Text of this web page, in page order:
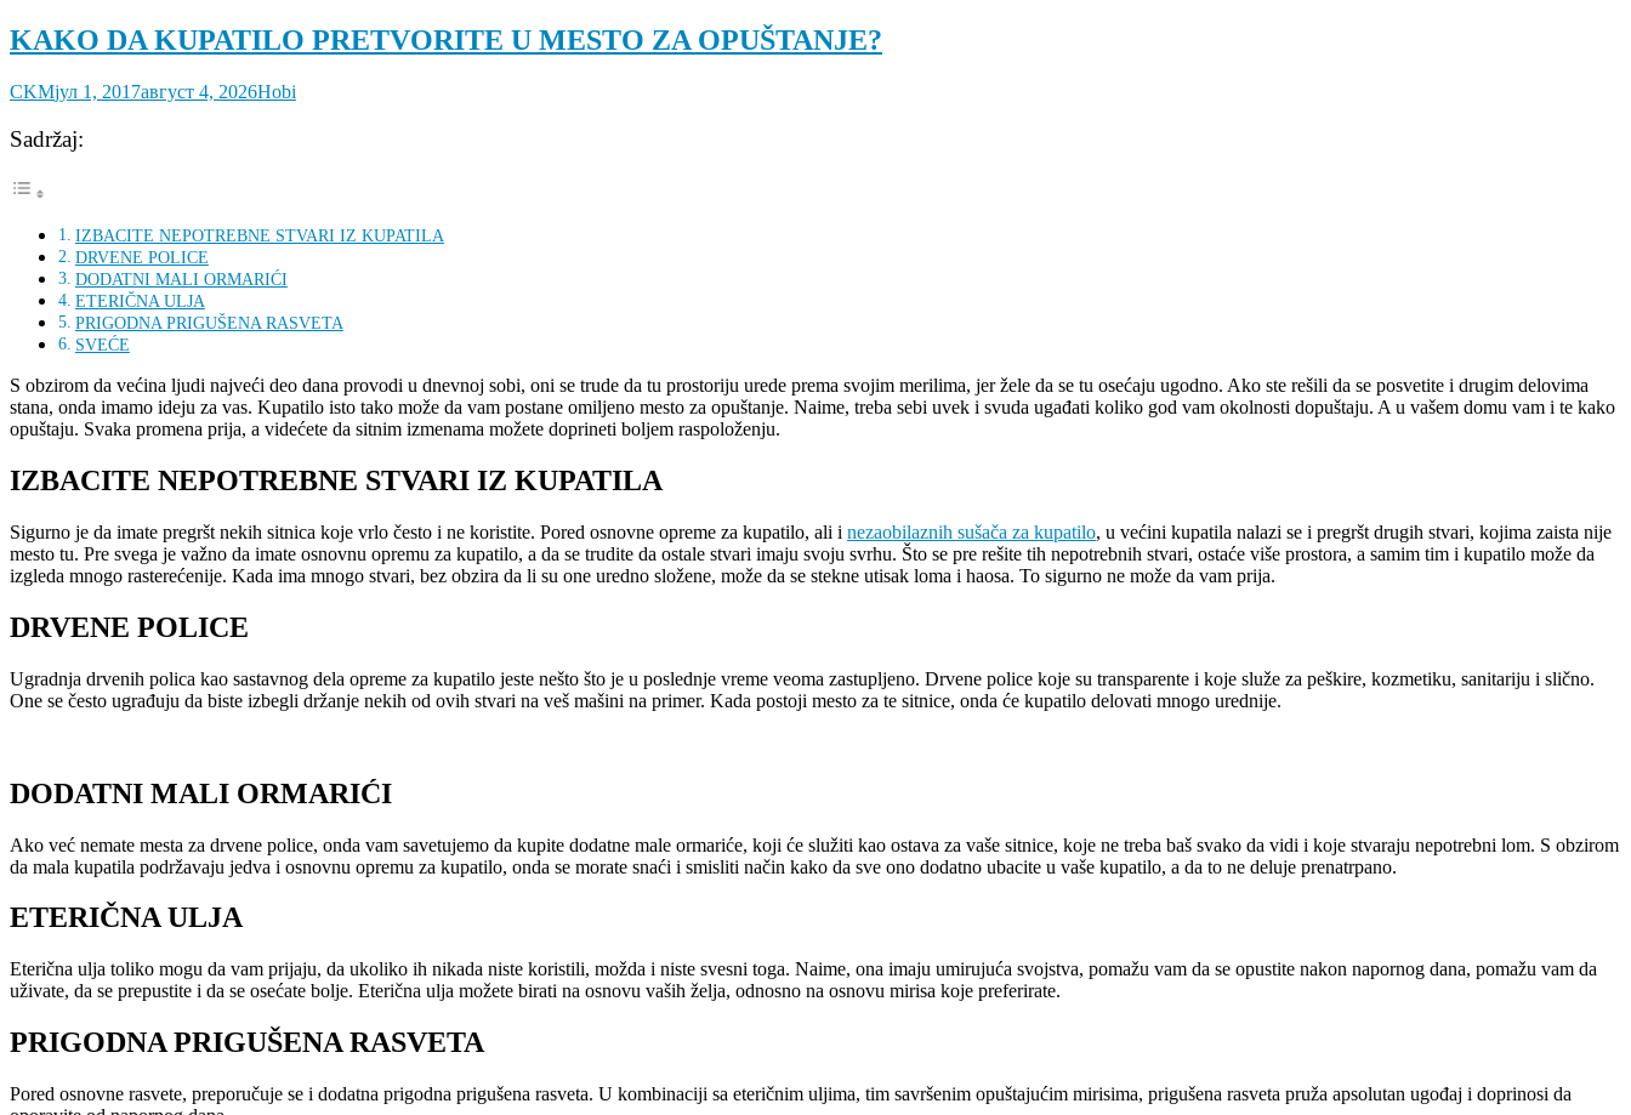
KAKO DA KUPATILO PRETVORITE U MESTO ZA OPUŠTANJE?
CKMјул 1, 2017август 4, 2026Hobi
Sadržaj:
IZBACITE NEPOTREBNE STVARI IZ KUPATILA
DRVENE POLICE
DODATNI MALI ORMARIĆI
ETERIČNA ULJA
PRIGODNA PRIGUŠENA RASVETA
SVEĆE
S obzirom da većina ljudi najveći deo dana provodi u dnevnoj sobi, oni se trude da tu prostoriju urede prema svojim merilima, jer žele da se tu osećaju ugodno. Ako ste rešili da se posvetite i drugim delovima
stana, onda imamo ideju za vas. Kupatilo isto tako može da vam postane omiljeno mesto za opuštanje. Naime, treba sebi uvek i svuda ugađati koliko god vam okolnosti dopuštaju. A u vašem domu vam i te kako
opuštaju. Svaka promena prija, a videćete da sitnim izmenama možete doprineti boljem raspoloženju.
IZBACITE NEPOTREBNE STVARI IZ KUPATILA
Sigurno je da imate pregršt nekih sitnica koje vrlo često i ne koristite. Pored osnovne opreme za kupatilo, ali i nezaobilaznih sušača za kupatilo, u većini kupatila nalazi se i pregršt drugih stvari, kojima zaista nije
mesto tu. Pre svega je važno da imate osnovnu opremu za kupatilo, a da se trudite da ostale stvari imaju svoju svrhu. Što se pre rešite tih nepotrebnih stvari, ostaće više prostora, a samim tim i kupatilo može da
izgleda mnogo rasterećenije. Kada ima mnogo stvari, bez obzira da li su one uredno složene, može da se stekne utisak loma i haosa. To sigurno ne može da vam prija.
DRVENE POLICE
Ugradnja drvenih polica kao sastavnog dela opreme za kupatilo jeste nešto što je u poslednje vreme veoma zastupljeno. Drvene police koje su transparente i koje služe za peškire, kozmetiku, sanitariju i slično.
One se često ugrađuju da biste izbegli držanje nekih od ovih stvari na veš mašini na primer. Kada postoji mesto za te sitnice, onda će kupatilo delovati mnogo urednije.
DODATNI MALI ORMARIĆI
Ako već nemate mesta za drvene police, onda vam savetujemo da kupite dodatne male ormariće, koji će služiti kao ostava za vaše sitnice, koje ne treba baš svako da vidi i koje stvaraju nepotrebni lom. S obzirom
da mala kupatila podržavaju jedva i osnovnu opremu za kupatilo, onda se morate snaći i smisliti način kako da sve ono dodatno ubacite u vaše kupatilo, a da to ne deluje prenatrpano.
ETERIČNA ULJA
Eterična ulja toliko mogu da vam prijaju, da ukoliko ih nikada niste koristili, možda i niste svesni toga. Naime, ona imaju umirujuća svojstva, pomažu vam da se opustite nakon napornog dana, pomažu vam da
uživate, da se prepustite i da se osećate bolje. Eterična ulja možete birati na osnovu vaših želja, odnosno na osnovu mirisa koje preferirate.
PRIGODNA PRIGUŠENA RASVETA
Pored osnovne rasvete, preporučuje se i dodatna prigodna prigušena rasveta. U kombinaciji sa eteričnim uljima, tim savršenim opuštajućim mirisima, prigušena rasveta pruža apsolutan ugođaj i doprinosi da